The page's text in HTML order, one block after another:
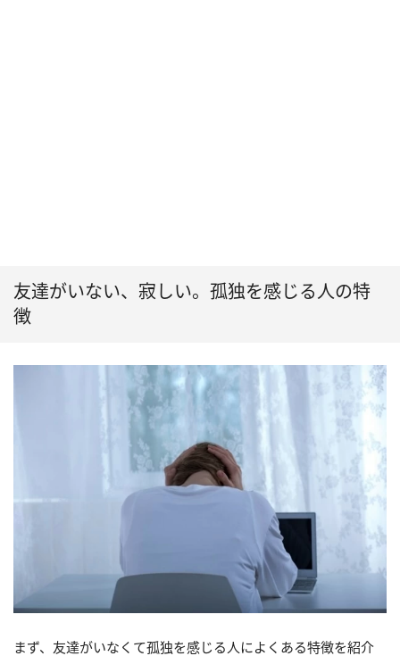
友達がいない、寂しい。孤独を感じる人の特
徴
まず、友達がいなくて孤独を感じる人によくある特徴を紹介